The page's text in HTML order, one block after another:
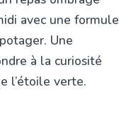
avec une formule
Une
à la curiosité
l’étoile verte.